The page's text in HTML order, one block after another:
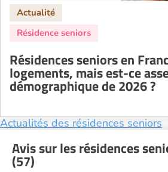
Résidences seniors en
logements, mais est-ce
démographique de 2026 ?
Actualités des résidences seniors
Avis sur les résidences
(57)